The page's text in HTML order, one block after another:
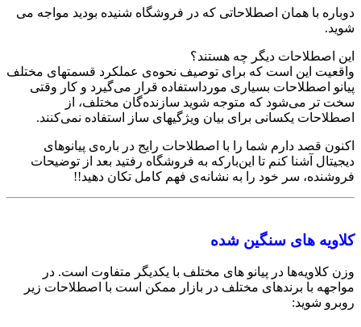
دوباره با همان اصطلاحاتی که در فروشگاه شنیده بودید مواجه می
شوید.
این اصطلاحات دیگر چه هستند؟
واقعیت این است که برای توصیف نحوه‌ی عملکرد قسمتهای مختلف
پیانو اصطلاحات بسیاری مورداستفاده قرار می‌گیرد و کار وقتی
سخت تر می‌شود که متوجه شوید سازنده‌گان مختلف، از
اصطلاحات یکسانی برای بیان ویژگیهای ساز استفاده نمی‌کنند.
اکنون قصد دارم شما را با اصطلاحات رایج در باره‌ی پیانوهای
دیجیتال آشنا کنم تا این‌بارکه به فروشگاه رفتید بعد از توضیحات
فروشنده، سر خود را به نشانه‌ی فهم کامل تکان دهید!!
کلاویه های سنگین شده
وزن کلاویه‌ها در پیانو های مختلف با یکدیگر متفاوت است. در
مواجهه با برندهای مختلف در بازار ممکن است با اصطلاحات زیر
روبرو شوید: